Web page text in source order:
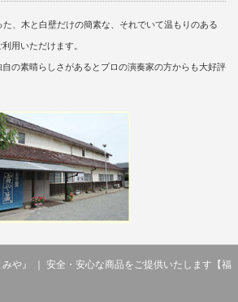
、木と白壁だけの簡素な、それでいて温もりのある
用いただけます。
の素晴らしさがあるとプロの演奏家の方からも大好評
や』 ｜ 安全・安心な商品をご提供いたします【福